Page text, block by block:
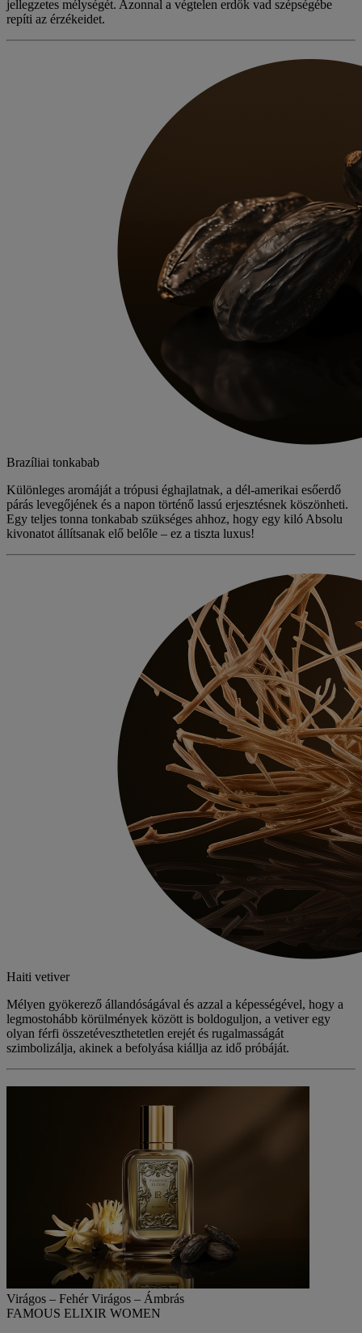
jellegzetes mélységét. Azonnal a végtelen erdők vad szépségébe
repíti az érzékeidet.
Brazíliai tonkabab
Különleges aromáját a trópusi éghajlatnak, a dél-amerikai esőerdő
párás levegőjének és a napon történő lassú erjesztésnek köszönheti.
Egy teljes tonna tonkabab szükséges ahhoz, hogy egy kiló Absolu
kivonatot állítsanak elő belőle – ez a tiszta luxus!
Haiti vetiver
Mélyen gyökerező állandóságával és azzal a képességével, hogy a
legmostohább körülmények között is boldoguljon, a vetiver egy
olyan férfi összetéveszthetetlen erejét és rugalmasságát
szimbolizálja, akinek a befolyása kiállja az idő próbáját.
Virágos – Fehér Virágos – Ámbrás
FAMOUS ELIXIR WOMEN